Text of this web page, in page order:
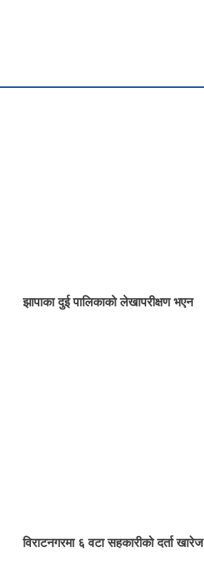
झापाका दुई पालिकाको लेखापरीक्षण भएन
विराटनगरमा ६ वटा सहकारीको दर्ता खारेज